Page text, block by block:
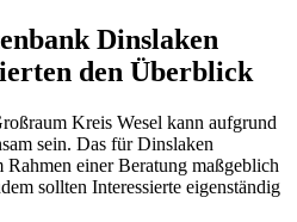
Dinslaken
den Überblick
Kreis Wesel kann aufgrund
sein. Das für Dinslaken
einer Beratung maßgeblich
sollten Interessierte eigenständig